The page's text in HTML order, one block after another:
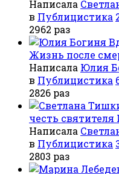
Написала
в Публицистика
2962 раз
Жизнь после
Написала Юлия
в Публицистика
2826 раз
честь
Написала
в Публицистика
2803 раз